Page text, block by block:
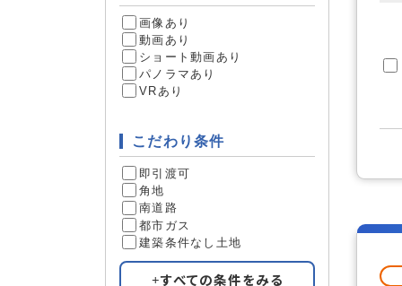
画像あり
動画あり
ショート動画あり
パノラマあり
VRあり
こだわり条件
即引渡可
角地
南道路
都市ガス
建築条件なし土地
すべての条件をみる